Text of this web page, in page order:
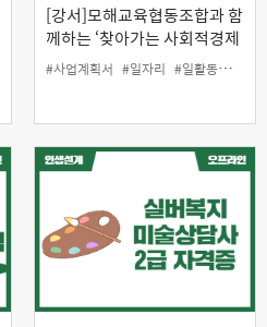
#온라인 #인생설계 #일활동지원
[강서]모해교육협동조합과 함
께하는 ‘찾아가는 사회적경제
창업학교(저녁반)’
#사업계획서 #일자리 #일활동지원